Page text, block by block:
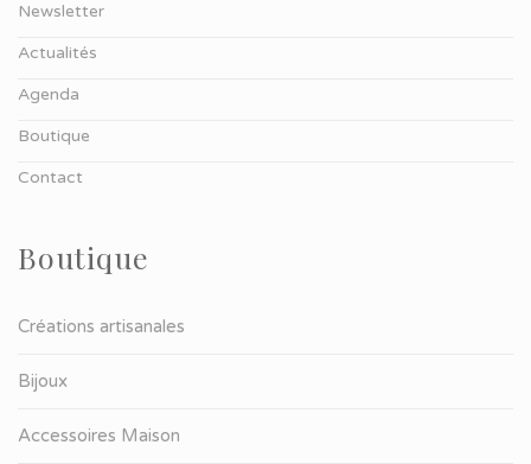
Newsletter
Actualités
Agenda
Boutique
Contact
Boutique
Créations artisanales
Bijoux
Accessoires Maison